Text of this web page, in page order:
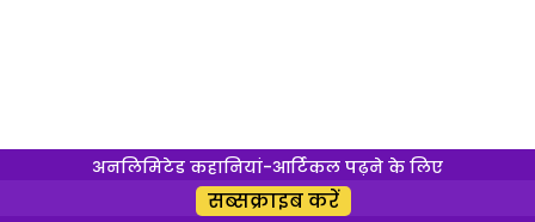
अनलिमिटेड कहानियां-आर्टिकल पढ़ने के लिए
सब्सक्राइब करें